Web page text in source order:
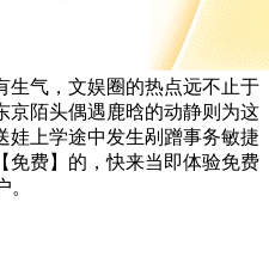
生气，文娱圈的热点远不止于
京陌头偶遇鹿晗的动静则为这
娃上学途中发生剐蹭事务敏捷
免费】的，快来当即体验免费